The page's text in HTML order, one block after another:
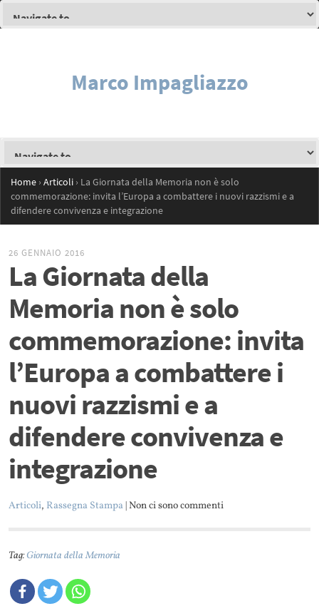
Marco Impagliazzo
Home › Articoli › La Giornata della Memoria non è solo
commemorazione: invita l’Europa a combattere i nuovi razzismi e a
difendere convivenza e integrazione
26 GENNAIO 2016
La Giornata della
Memoria non è solo
commemorazione: invita
l’Europa a combattere i
nuovi razzismi e a
difendere convivenza e
integrazione
Articoli, Rassegna Stampa| Non ci sono commenti
Tag:Giornata della Memoria